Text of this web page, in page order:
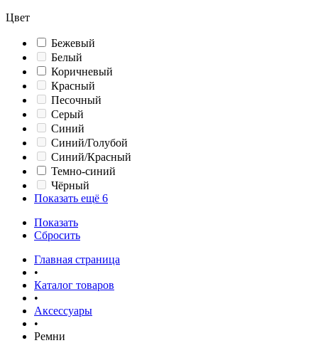
Цвет
Бежевый
Белый
Коричневый
Красный
Песочный
Серый
Синий
Синий/Голубой
Синий/Красный
Темно-синий
Чёрный
Показать ещё 6
Показать
Сбросить
Главная страница
•
Каталог товаров
•
Аксессуары
•
Ремни